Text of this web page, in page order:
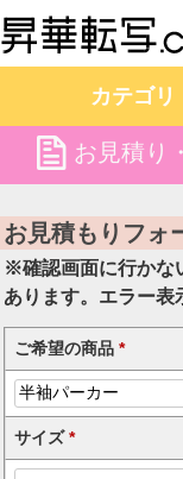
カテゴリ
file お見積り
昇華転写.com TOP お
お見積もりフォ
※確認画面に行かな
あります。エラー表
ご希望の商品 *
サイズ*